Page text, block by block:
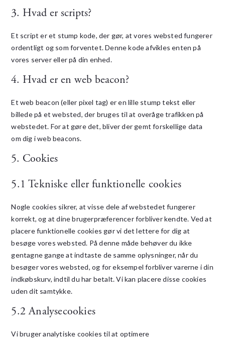
3. Hvad er scripts?
Et script er et stump kode, der gør, at vores websted fungerer
ordentligt og som forventet. Denne kode afvikles enten på
vores server eller på din enhed.
4. Hvad er en web beacon?
Et web beacon (eller pixel tag) er en lille stump tekst eller
billede på et websted, der bruges til at overåge trafikken på
webstedet. For at gøre det, bliver der gemt forskellige data
om dig i web beacons.
5. Cookies
5.1 Tekniske eller funktionelle cookies
Nogle cookies sikrer, at visse dele af webstedet fungerer
korrekt, og at dine brugerpræferencer forbliver kendte. Ved at
placere funktionelle cookies gør vi det lettere for dig at
besøge vores websted. På denne måde behøver du ikke
gentagne gange at indtaste de samme oplysninger, når du
besøger vores websted, og for eksempel forbliver varerne i din
indkøbskurv, indtil du har betalt. Vi kan placere disse cookies
uden dit samtykke.
5.2 Analysecookies
Vi bruger analytiske cookies til at optimere